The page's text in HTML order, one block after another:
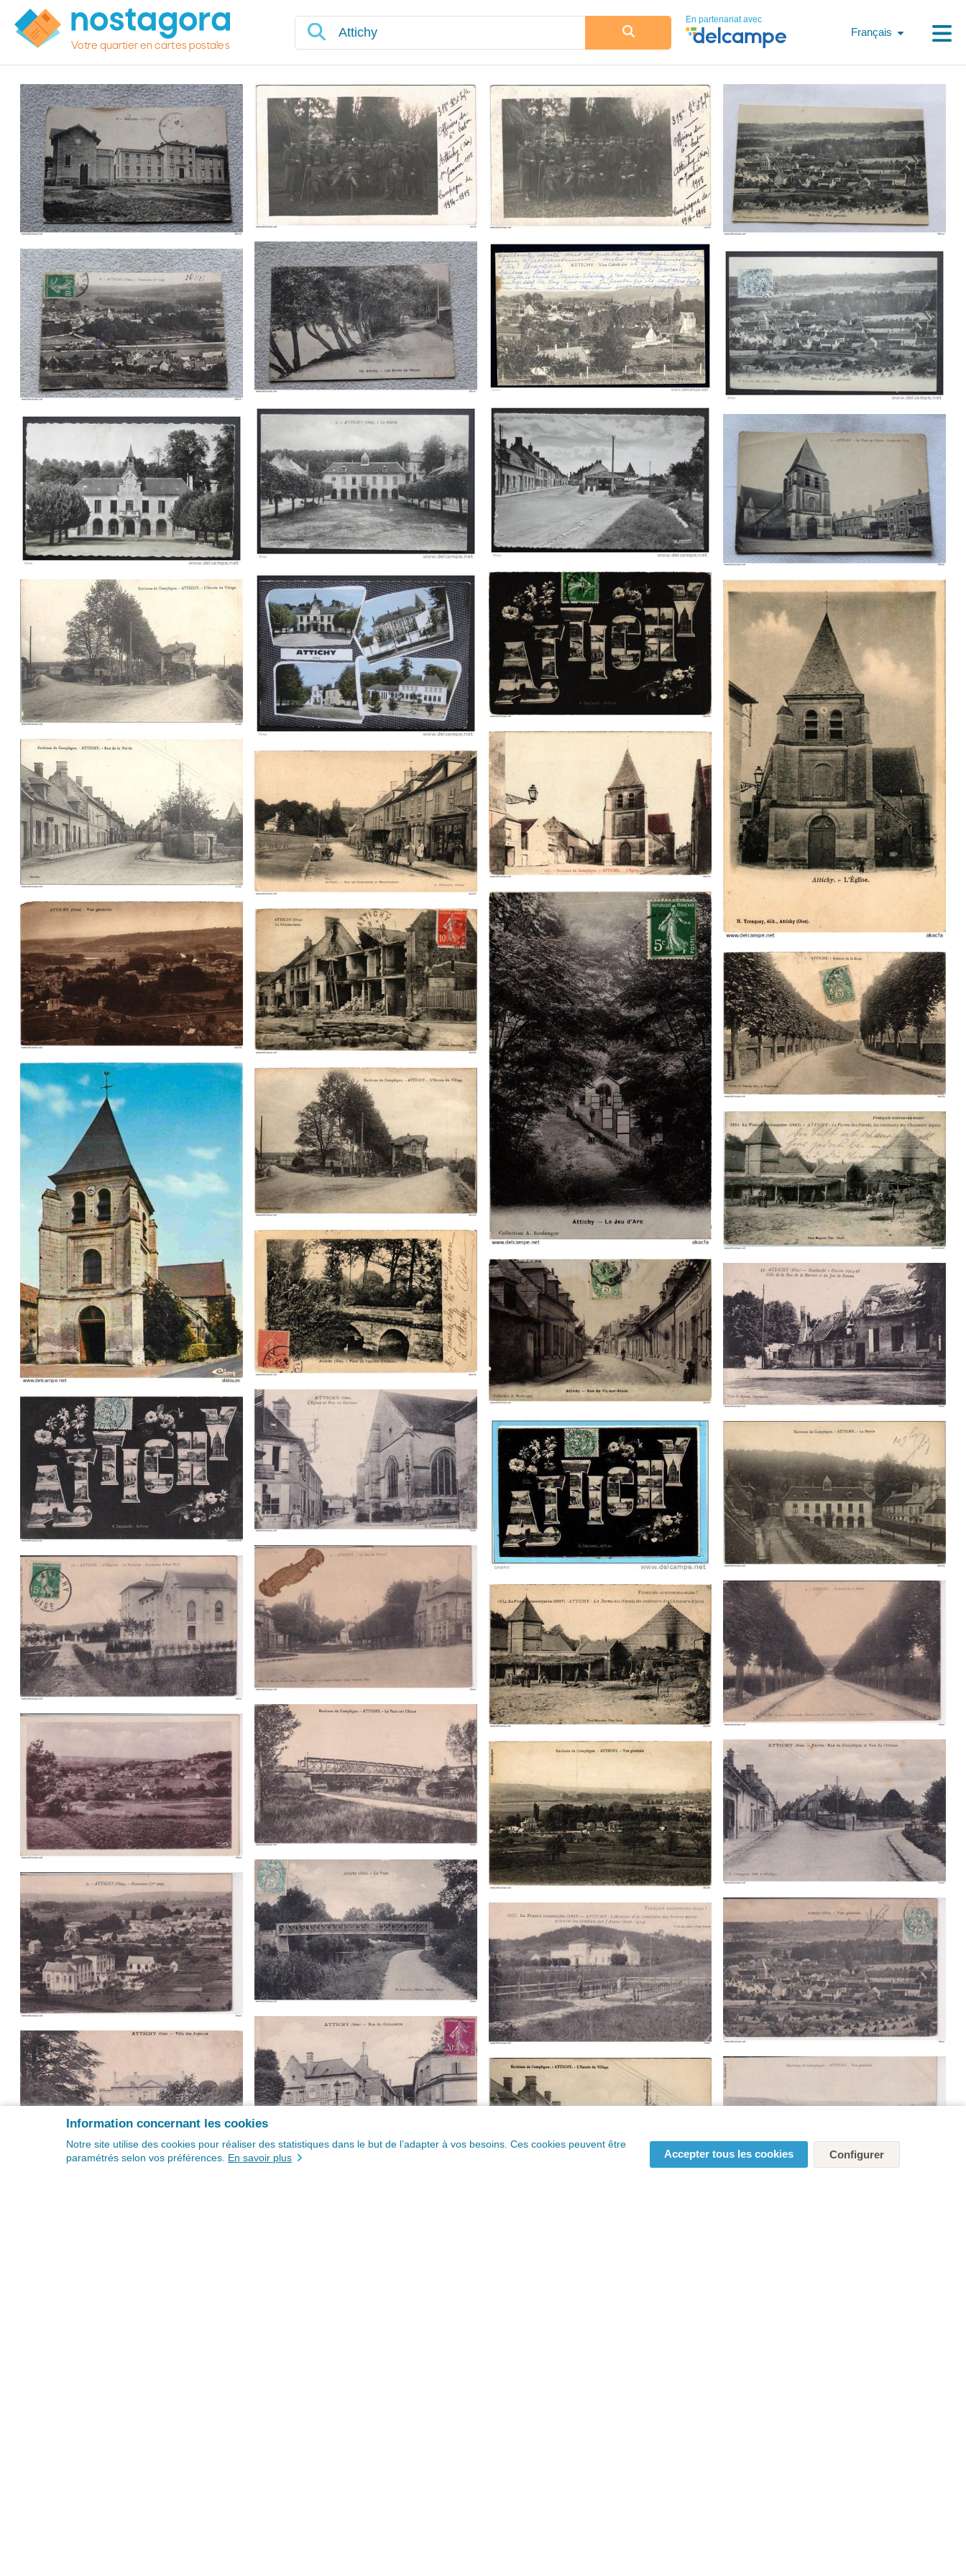
Votre quartier en cartes postales
En partenariat avec
Français
Information concernant les cookies
Notre site utilise des cookies pour réaliser des statistiques dans le but de l’adapter à vos besoins. Ces cookies peuvent être
paramétrés selon vos préférences. En savoir plus Accepter tous les cookies Configurer